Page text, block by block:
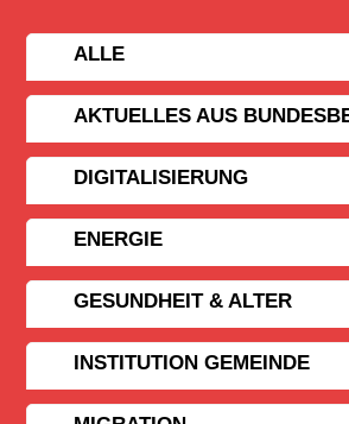
ALLE
AKTUELLES AUS
DIGITALISIERUNG
ENERGIE
GESUNDHEIT & ALTER
INSTITUTION GEMEINDE